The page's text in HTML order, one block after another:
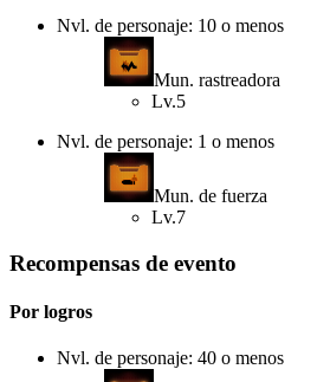
Nvl. de personaje: 10 o menos
Mun. rastreadora
Lv.5
Nvl. de personaje: 1 o menos
Mun. de fuerza
Lv.7
Recompensas de evento
Por logros
Nvl. de personaje: 40 o menos